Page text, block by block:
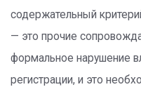
содержательный
— это прочие
формальное нарушение
регистрации, и это